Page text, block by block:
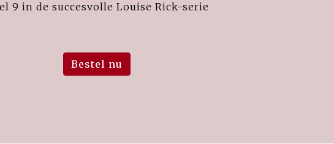
9 in de succesvolle Louise Rick-serie
Bestel nu